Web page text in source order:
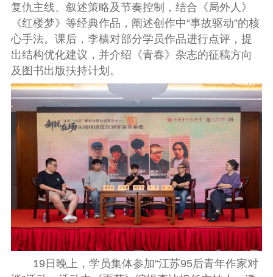
复仇主线、叙述策略及节奏控制，结合《局外人》
《红楼梦》等经典作品，阐述创作中“事故驱动”的核
心手法。课后，李樯对部分学员作品进行点评，提
出结构优化建议，并介绍《青春》杂志的征稿方向
及图书出版扶持计划。
19日晚上，学员集体参加“江苏95后青年作家对